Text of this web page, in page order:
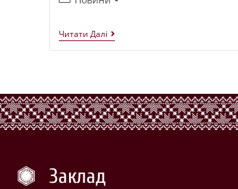
Читати Далі
Заклад